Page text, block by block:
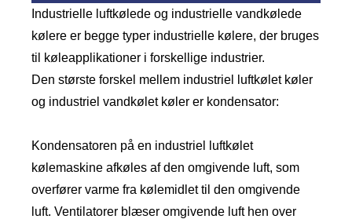
Industrielle luftkølede og industrielle vandkølede
kølere er begge typer industrielle kølere, der bruges
til køleapplikationer i forskellige industrier.
Den største forskel mellem industriel luftkølet køler
og industriel vandkølet køler er kondensator:
Kondensatoren på en industriel luftkølet
kølemaskine afkøles af den omgivende luft, som
overfører varme fra kølemidlet til den omgivende
luft. Ventilatorer blæser omgivende luft hen over